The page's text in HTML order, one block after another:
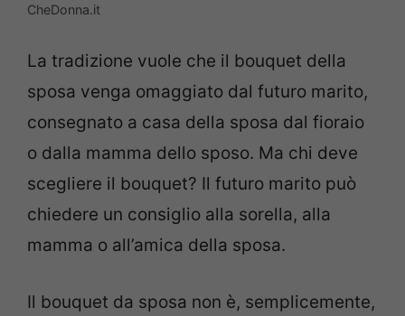
CheDonna.it
La tradizione vuole che il bouquet della
sposa venga omaggiato dal futuro marito,
consegnato a casa della sposa dal fioraio
o dalla mamma dello sposo. Ma chi deve
scegliere il bouquet? Il futuro marito può
chiedere un consiglio alla sorella, alla
mamma o all’amica della sposa.
Il bouquet da sposa non è, semplicemente,